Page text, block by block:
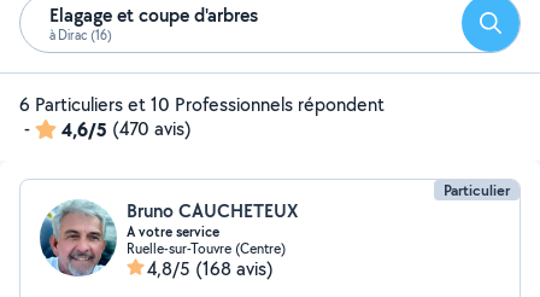
Elagage et coupe d'arbres
à Dirac (16)
6 Particuliers et 10 Professionnels répondent
-
4,6/5 (470 avis)
Particulier
Bruno CAUCHETEUX
A votre service
Ruelle-sur-Touvre (Centre)
4,8/5 (168 avis)